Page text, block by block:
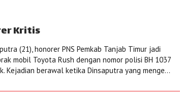
Kritis
(21), honorer PNS Pemkab Tanjab Timur jadi
mobil Toyota Rush dengan nomor polisi BH 1037
Kejadian berawal ketika Dinsaputra yang menge...